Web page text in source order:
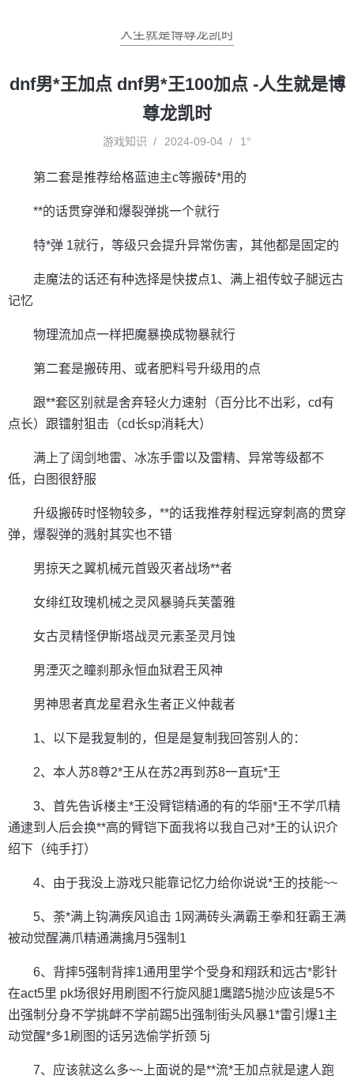
人生就是博尊龙凯时
dnf男*王加点 dnf男*王100加点 -人生就是博
尊龙凯时
游戏知识 2024-09-04 1°
第二套是推荐给格蓝迪主c等搬砖*用的
**的话贯穿弹和爆裂弹挑一个就行
特*弹 1就行，等级只会提升异常伤害，其他都是固定的
走魔法的话还有种选择是快拔点1、满上祖传蚊子腿远古
记忆
物理流加点一样把魔暴换成物暴就行
第二套是搬砖用、或者肥料号升级用的点
跟**套区别就是舍弃轻火力速射（百分比不出彩，cd有
点长）跟镭射狙击（cd长sp消耗大）
满上了阔剑地雷、冰冻手雷以及雷精、异常等级都不
低，白图很舒服
升级搬砖时怪物较多，**的话我推荐射程远穿刺高的贯穿
弹，爆裂弹的溅射其实也不错
男掠天之翼机械元首毁灭者战场**者
女绯红玫瑰机械之灵风暴骑兵芙蕾雅
女古灵精怪伊斯塔战灵元素圣灵月蚀
男湮灭之瞳刹那永恒血狱君王风神
男神思者真龙星君永生者正义仲裁者
1、以下是我复制的，但是是复制我回答别人的：
2、本人苏8尊2*王从在苏2再到苏8一直玩*王
3、首先告诉楼主*王没臂铠精通的有的华丽*王不学爪精
通逮到人后会换**高的臂铠下面我将以我自己对*王的认识介
绍下（纯手打）
4、由于我没上游戏只能靠记忆力给你说说*王的技能~~
5、荼*满上钩满疾风追击 1网满砖头满霸王拳和狂霸王满
被动觉醒满爪精通满擒月5强制1
6、背摔5强制背摔1通用里学个受身和翔跃和远古*影针
在act5里 pk场很好用刷图不行旋风腿1鹰踏5抛沙应该是5不
出强制分身不学挑衅不学前踢5出强制街头风暴1*雷引爆1主
动觉醒*多1刷图的话另选偷学折颈 5j
7、应该就这么多~~上面说的是**流*王加点就是逮人跑